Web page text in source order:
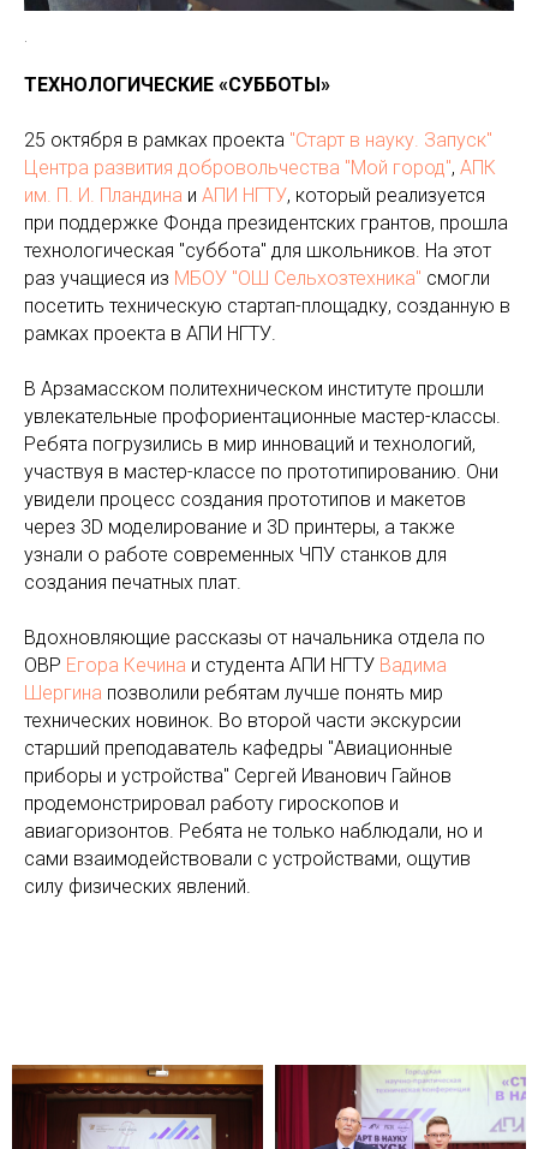
.
ТЕХНОЛОГИЧЕСКИЕ «СУББОТЫ»
25 октября в рамках проекта "Старт в науку. Запуск"
Центра развития добровольчества "Мой город", АПК
им. П. И. Пландина и АПИ НГТУ, который реализуется
при поддержке Фонда президентских грантов, прошла
технологическая "суббота" для школьников. На этот
раз учащиеся из МБОУ "ОШ Сельхозтехника" смогли
посетить техническую стартап-площадку, созданную в
рамках проекта в АПИ НГТУ.
В Арзамасском политехническом институте прошли
увлекательные профориентационные мастер-классы.
Ребята погрузились в мир инноваций и технологий,
участвуя в мастер-классе по прототипированию. Они
увидели процесс создания прототипов и макетов
через 3D моделирование и 3D принтеры, а также
узнали о работе современных ЧПУ станков для
создания печатных плат.
Вдохновляющие рассказы от начальника отдела по
ОВР Егора Кечина и студента АПИ НГТУ Вадима
Шергина позволили ребятам лучше понять мир
технических новинок. Во второй части экскурсии
старший преподаватель кафедры "Авиационные
приборы и устройства" Сергей Иванович Гайнов
продемонстрировал работу гироскопов и
авиагоризонтов. Ребята не только наблюдали, но и
сами взаимодействовали с устройствами, ощутив
силу физических явлений.